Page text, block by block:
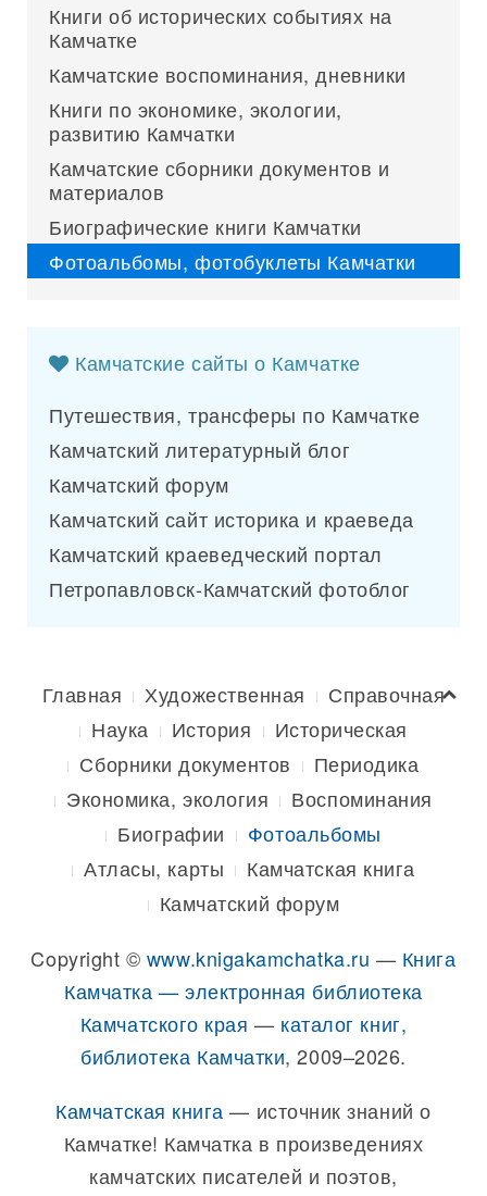
Книги об исторических событиях на
Камчатке
Камчатские воспоминания, дневники
Книги по экономике, экологии,
развитию Камчатки
Камчатские сборники документов и
материалов
Биографические книги Камчатки
Фотоальбомы, фотобуклеты Камчатки
Камчатские сайты о Камчатке
Путешествия, трансферы по Камчатке
Камчатский литературный блог
Камчатский форум
Камчатский сайт историка и краеведа
Камчатский краеведческий портал
Петропавловск-Камчатский фотоблог
Главная Художественная
Справочная
Наука
История
Историческая
Сборники документов
Периодика
Экономика, экология
Воспоминания
Биографии
Фотоальбомы
Атласы, карты
Камчатская книга
Камчатский форум
Copyright © www.knigakamchatka.ru — Книга
Камчатка — электронная библиотека
Камчатского края — каталог книг,
библиотека Камчатки, 2009–2026.
Камчатская книга — источник знаний о
Камчатке! Камчатка в произведениях
камчатских писателей и поэтов,